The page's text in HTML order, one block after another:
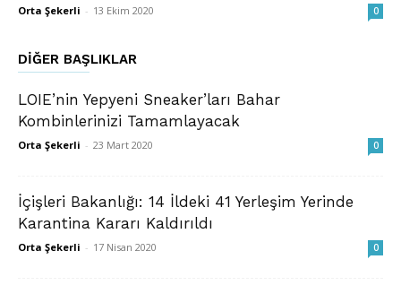
Orta Şekerli - 13 Ekim 2020 0
DIĞER BAŞLIKLAR
LOIE’nin Yepyeni Sneaker’ları Bahar
Kombinlerinizi Tamamlayacak
Orta Şekerli - 23 Mart 2020 0
İçişleri Bakanlığı: 14 İldeki 41 Yerleşim Yerinde
Karantina Kararı Kaldırıldı
Orta Şekerli - 17 Nisan 2020 0